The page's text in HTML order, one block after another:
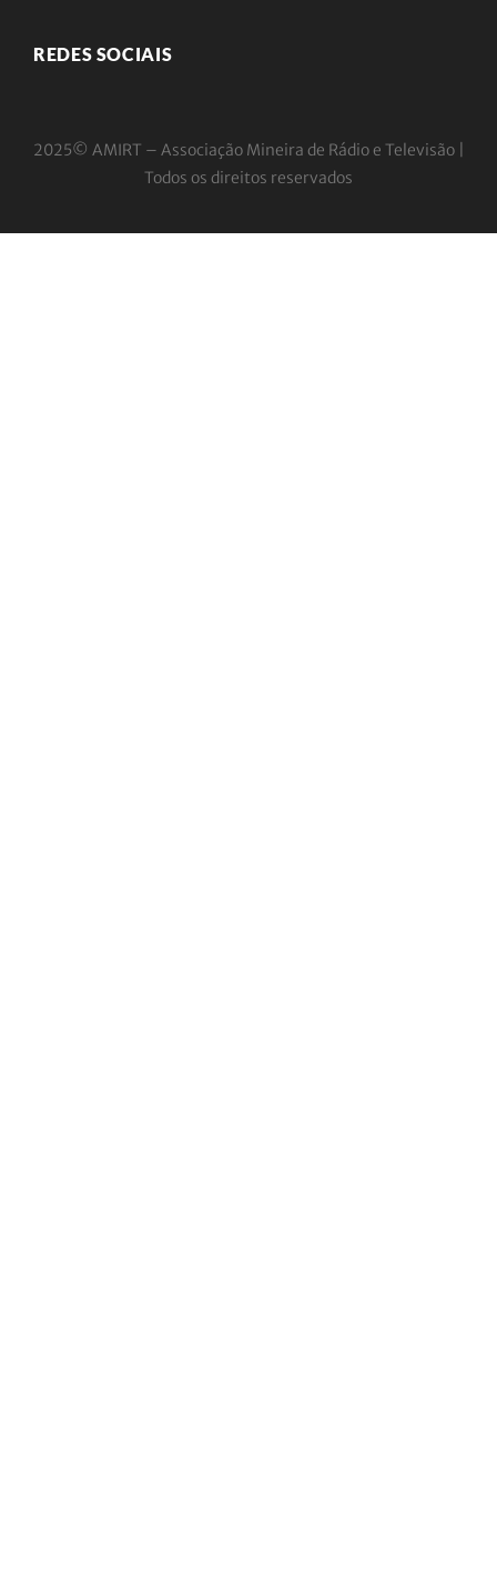
REDES SOCIAIS
2025© AMIRT – Associação Mineira de Rádio e Televisão |
Todos os direitos reservados